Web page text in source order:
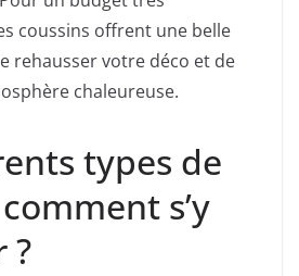
coussins offrent une belle
rehausser votre déco et de
chaleureuse.
types de
s’y
?